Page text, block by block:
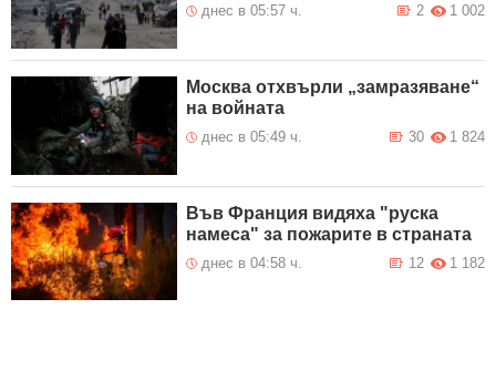
днес в 05:57 ч. 1 002
2
Москва отхвърли „замразяване“
на войната
днес в 05:49 ч. 1 824
30
Във Франция видяха "руска
намеса" за пожарите в страната
днес в 04:58 ч. 1 182
12